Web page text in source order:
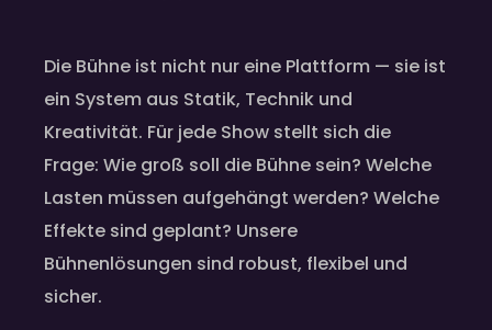
Die Bühne ist nicht nur eine Plattform — sie ist
ein System aus Statik, Technik und
Kreativität. Für jede Show stellt sich die
Frage: Wie groß soll die Bühne sein? Welche
Lasten müssen aufgehängt werden? Welche
Effekte sind geplant? Unsere
Bühnenlösungen sind robust, flexibel und
sicher.